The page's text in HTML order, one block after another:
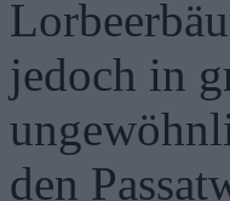
jedoch in
den